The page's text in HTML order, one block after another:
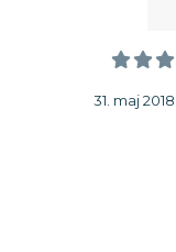
31. maj